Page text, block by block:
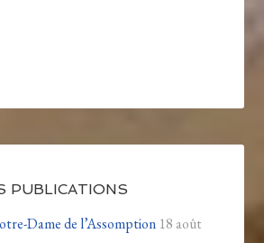
PUBLICATIONS
Dame de l’Assomption 18 août